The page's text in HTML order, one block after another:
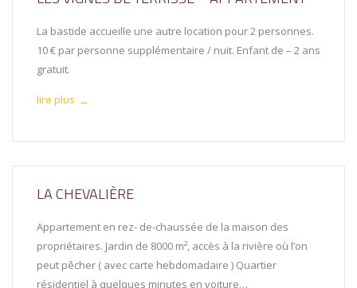
La bastide accueille une autre location pour 2 personnes.
10 € par personne supplémentaire / nuit. Enfant de – 2 ans
gratuit.
lire plus →
LA CHEVALIÈRE
Appartement en rez- de-chaussée de la maison des
propriétaires. Jardin de 8000 m², accès à la rivière où l’on
peut pêcher ( avec carte hebdomadaire ) Quartier
résidentiel à quelques minutes en voiture…